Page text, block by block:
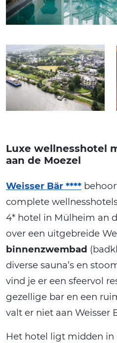
Luxe wellnesshotel
aan de Moezel
Weisser Bär ****
complete
4* hotel in Mülheim an
over een uitgebreide
binnenzwembad
diverse sauna’s en
vind je er een sfeervol
gezellige bar en een
valt er niet aan Weisser
Het hotel ligt midden in